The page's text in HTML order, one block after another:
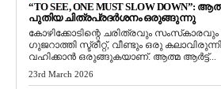
“TO SEE, ONE MUST SLOW DOWN”:
പുതിയ ചിത്രപ്രദർശനം ഒരുങ്ങുന്നു
കോഴിക്കോടിന്റെ ചരിത്രവും
ഗുജറാത്തി സ്ട്രീറ്റ്, വീണ്ടും ഒരു
വഹിക്കാൻ ഒരുങ്ങുകയാണ്. ആത്മ ആർട്ട്...
23rd March 2026